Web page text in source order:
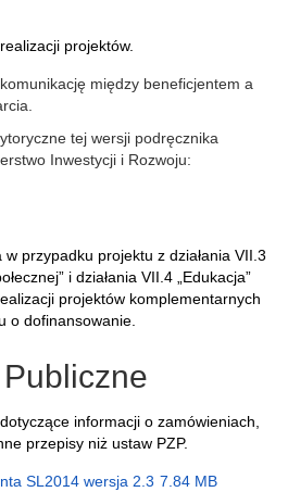
projektów.
między beneficjentem a
tej wersji podręcznika
Inwestycji i Rozwoju:
w przypadku projektu z działania VII.3
i działania VII.4 „Edukacja”
projektów komplementarnych
o dofinansowanie.
informacji o zamówieniach,
przepisy niż ustaw PZP.
SL2014 wersja 2.3 7.84 MB